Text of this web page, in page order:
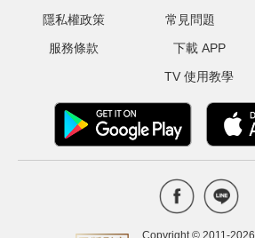
隱私權政策
服務條款
常見問題
下載 APP
TV 使用教學
Copyright © 2011-2026